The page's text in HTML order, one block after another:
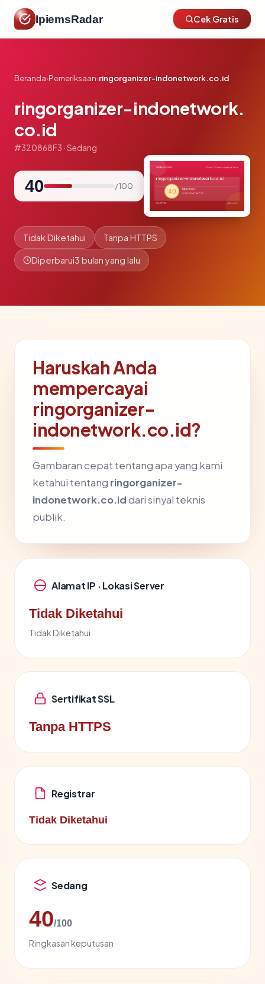
IpiemsRadar Cek Gratis
Beranda›Pemeriksaan›ringorganizer-indonetwork.co.id
ringorganizer-indonetwork.
co.id
#320868F3 · Sedang
40 / 100
Tidak Diketahui Tanpa HTTPS
Diperbarui3 bulan yang lalu
Haruskah Anda
mempercayai
ringorganizer-
indonetwork.co.id?
Gambaran cepat tentang apa yang kami
ketahui tentang ringorganizer-
indonetwork.co.iddari sinyal teknis
publik.
Alamat IP · Lokasi Server
Tidak Diketahui
Tidak Diketahui
Sertifikat SSL
Tanpa HTTPS
Registrar
Tidak Diketahui
Sedang
40/100
Ringkasan keputusan